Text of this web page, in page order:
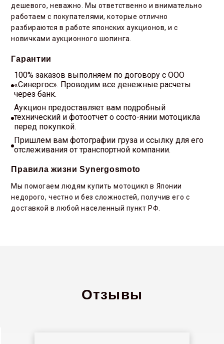
дешевого, неважно. Мы ответственно и внимательно
работаем с покупателями, которые отлично
разбираются в работе японских аукционов, и с
новичками аукционного шопинга.
Гарантии
100% заказов выполняем по договору с ООО
«Синергос». Проводим все денежные расчеты
через банк.
Аукцион предоставляет вам подробный
технический и фотоотчет о состо-янии мотоцикла
перед покупкой.
Пришлем вам фотографии груза и ссылку для его
отслеживания от транспортной компании.
Правила жизни Synergosmoto
Мы помогаем людям купить мотоцикл в Японии
недорого, честно и без сложностей, получив его с
доставкой в любой населенный пункт РФ.
Отзывы